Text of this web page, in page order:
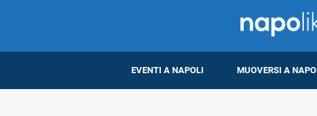
EVENTI A NAPOLI MUOVERSI A